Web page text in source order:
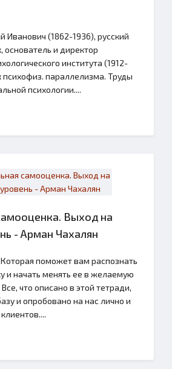
Иванович (1862-1936), русский
основатель и директор
института (1912-
психофиз. параллелизма. Труды
психологии....
Выход на
- Арман Чахалян
поможет вам распознать
и начать менять ее в желаемую
что описано в этой тетради,
и опробовано на нас лично и